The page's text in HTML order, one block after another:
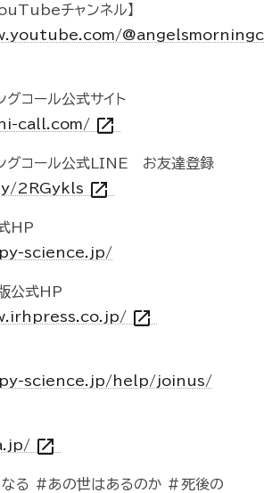
チャンネル】
コール公式サイト
call.com/ open_in_new
グコール公式LINE お友達登録
2RGykls open_in_new
HP
science.jp/
公式HP
open_in_new
science.jp/help/joinus/
open_in_new
る #あの世はあるのか #死後の